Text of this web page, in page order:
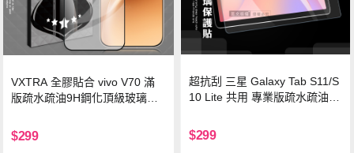
VXTRA 全膠貼合 vivo V70 滿
版疏水疏油9H鋼化頂級玻璃貼
$299
超抗刮 三星 Galaxy Tab S11/S
10 Lite 共用 專業版疏水疏油9
$299